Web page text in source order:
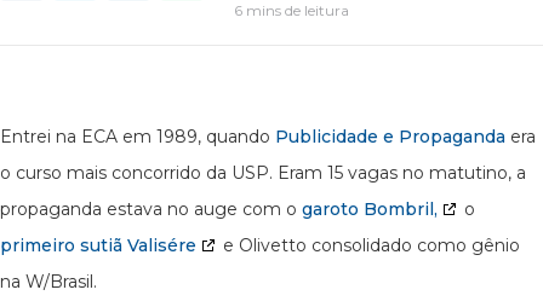
6 mins de leitura
Entrei na ECA em 1989, quando Publicidade e Propaganda era
o curso mais concorrido da USP. Eram 15 vagas no matutino, a
propaganda estava no auge com o garoto Bombril,
o
primeiro sutiã Valisére
e Olivetto consolidado como gênio
na W/Brasil.